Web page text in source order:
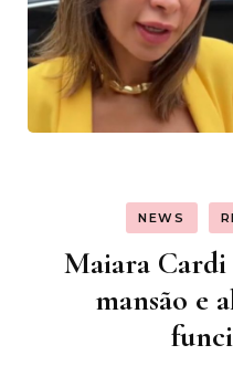
NEWS
Maiara
mansão e